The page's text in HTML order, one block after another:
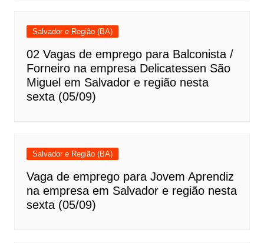
Salvador e Região (BA)
02 Vagas de emprego para Balconista /
Forneiro na empresa Delicatessen São
Miguel em Salvador e região nesta
sexta (05/09)
Salvador e Região (BA)
Vaga de emprego para Jovem Aprendiz
na empresa em Salvador e região nesta
sexta (05/09)